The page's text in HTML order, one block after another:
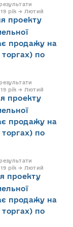
рік → Лютий
проекту
продажу на
по
рік → Лютий
проекту
продажу на
по
рік → Лютий
проекту
продажу на
по